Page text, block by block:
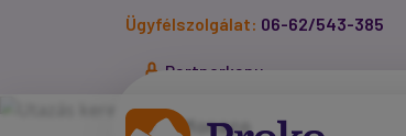
Ügyfélszolgálat: 06-62/543-385
Partnerkapu